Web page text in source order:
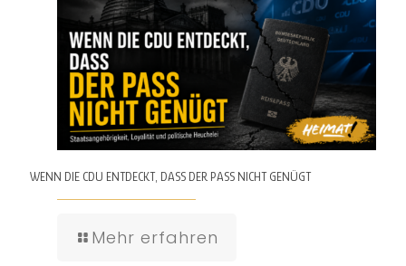
WENN DIE CDU ENTDECKT, DASS DER PASS NICHT GENÜGT
Mehr erfahren